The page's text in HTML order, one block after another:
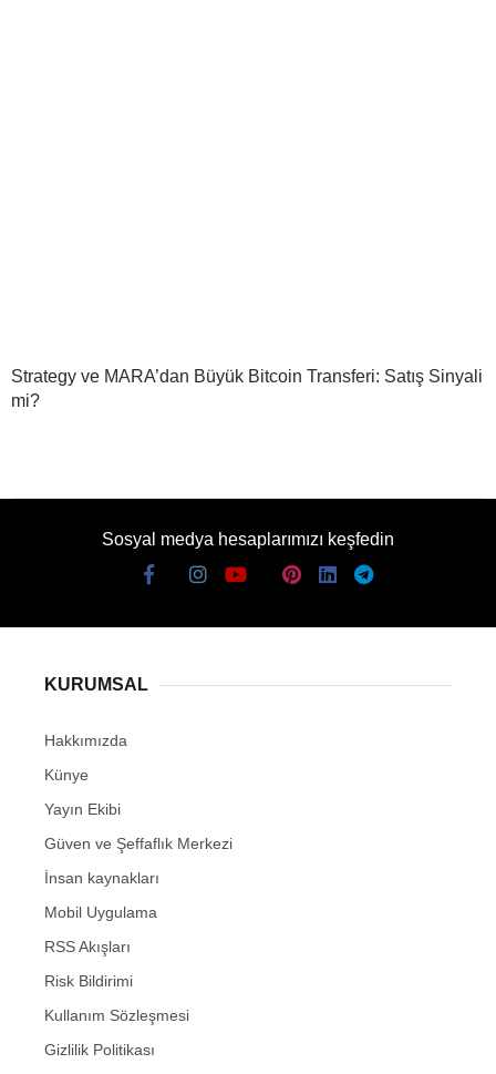
Strategy ve MARA’dan Büyük Bitcoin Transferi: Satış Sinyali
mi?
Sosyal medya hesaplarımızı keşfedin
KURUMSAL
Hakkımızda
Künye
Yayın Ekibi
Güven ve Şeffaflık Merkezi
İnsan kaynakları
Mobil Uygulama
RSS Akışları
Risk Bildirimi
Kullanım Sözleşmesi
Gizlilik Politikası